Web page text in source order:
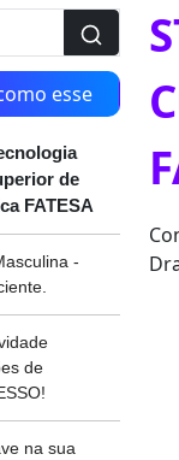
esse
de
FATESA
-
de
na sua